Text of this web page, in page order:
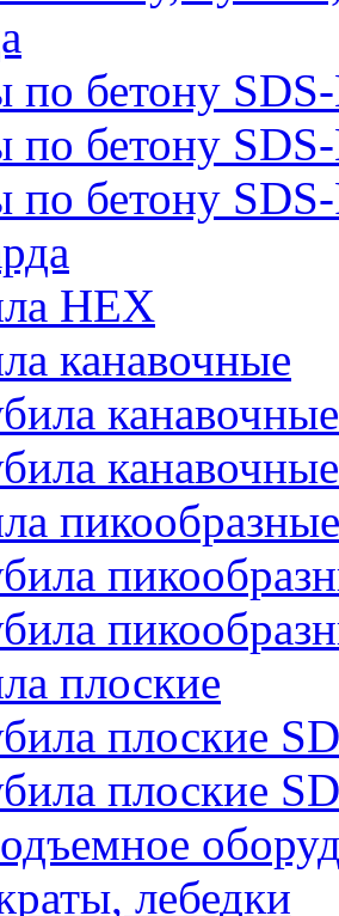
по бетону
по бетону
по бетону
HEX
канавочные
пикообразные
плоские
плоские
плоские
лебедки